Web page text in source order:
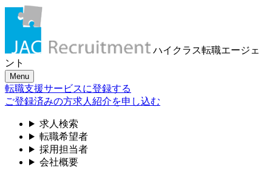
ハイクラス転職エージェ
ント
Menu
転職支援サービスに登録する
ご登録済みの方求人紹介を申し込む
求人検索
転職希望者
採用担当者
会社概要